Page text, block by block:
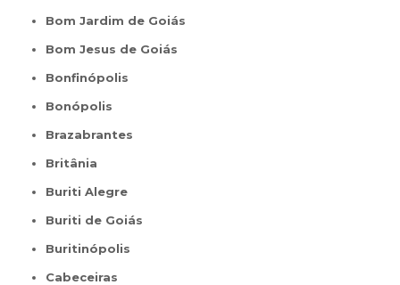
Bom Jardim de Goiás
Bom Jesus de Goiás
Bonfinópolis
Bonópolis
Brazabrantes
Britânia
Buriti Alegre
Buriti de Goiás
Buritinópolis
Cabeceiras